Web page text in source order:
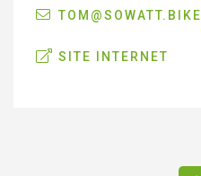
TOM@SOWATT.BIKE
SITE INTERNET